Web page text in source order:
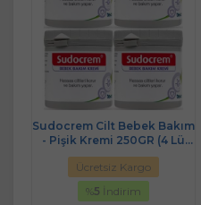
Sudocrem Cilt Bebek Bakım
- Pişik Kremi 250GR (4 Lü
Set)
Ücretsiz Kargo
%5 İndirim